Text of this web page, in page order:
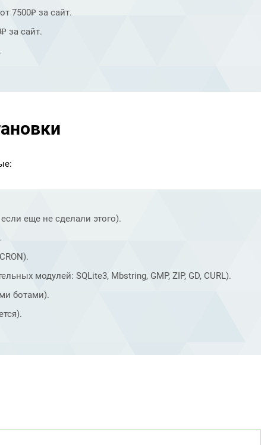
7500₽ за сайт.
за сайт.
еще не сделали этого).
модулей: SQLite3, Mbstring, GMP, ZIP, GD, CURL).
ботами).